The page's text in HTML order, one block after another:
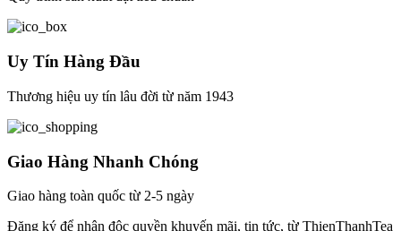
Uy Tín Hàng Đầu
Thương hiệu uy tín lâu đời từ năm 1943
Giao Hàng Nhanh Chóng
Giao hàng toàn quốc từ 2-5 ngày
Đăng ký để nhận độc quyền khuyến mãi, tin tức, từ ThienThanhTea